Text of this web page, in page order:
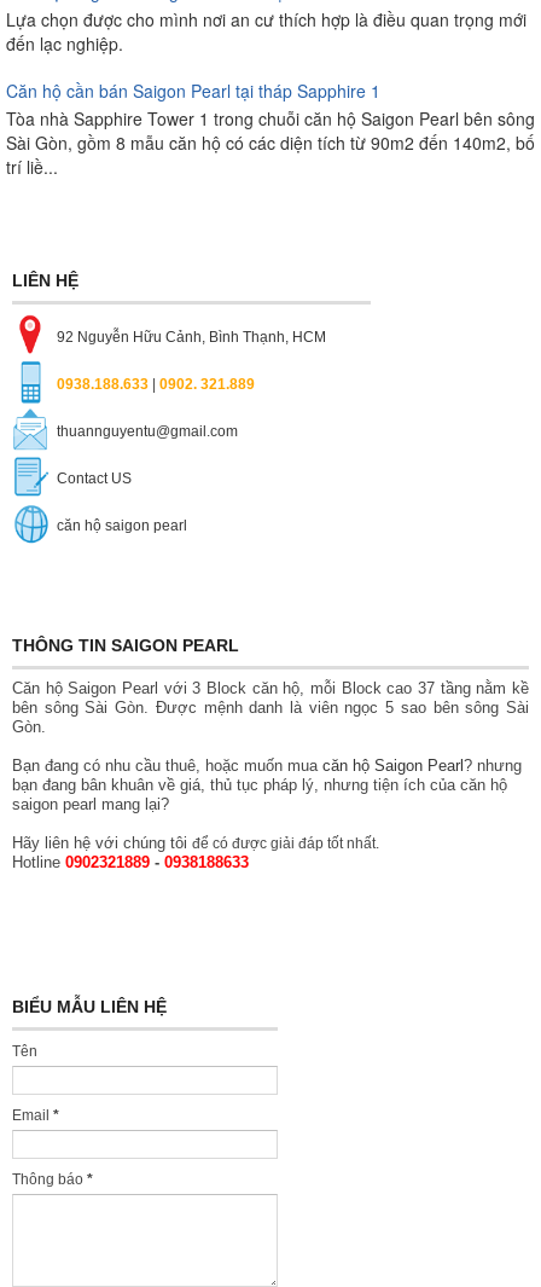
Lựa chọn được cho mình nơi an cư thích hợp là điều quan trọng mới
đến lạc nghiệp.
Căn hộ cần bán Saigon Pearl tại tháp Sapphire 1
Tòa nhà Sapphire Tower 1 trong chuỗi căn hộ Saigon Pearl bên sông
Sài Gòn, gồm 8 mẫu căn hộ có các diện tích từ 90m2 đến 140m2, bố
trí liề...
LIÊN HỆ
92 Nguyễn Hữu Cảnh, Bình Thạnh, HCM
0938.188.633 | 0902. 321.889
thuannguyentu@gmail.com
Contact US
căn hộ saigon pearl
THÔNG TIN SAIGON PEARL
Căn hộ Saigon Pearl với 3 Block căn hộ, mỗi Block cao 37 tầng nằm kề
bên sông Sài Gòn. Được mệnh danh là viên ngọc 5 sao bên sông Sài
Gòn.
Bạn đang có nhu cầu thuê, hoặc muốn mua căn hộ Saigon Pearl ? nhưng
bạn đang bân khuân về giá, thủ tục pháp lý, nhưng tiện ích của căn hộ
saigon pearl mang lại?
Hãy liên hệ với chúng tôi để có được giải đáp tốt nhất.
Hotline 0902321889 - 0938188633
BIỂU MẪU LIÊN HỆ
Tên
Email *
Thông báo *